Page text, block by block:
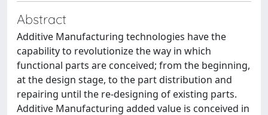
Abstract
Additive Manufacturing technologies have the
capability to revolutionize the way in which
functional parts are conceived; from the beginning,
at the design stage, to the part distribution and
repairing until the re-designing of existing parts.
Additive Manufacturing added value is conceived in